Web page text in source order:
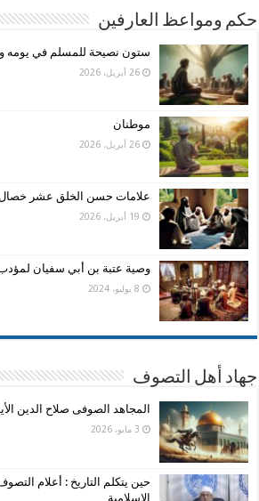
حكم ومواعظ العارفين
ستون نصيحة للمسلم في يومه
26 أبريل، 2026
موطنان
26 أبريل، 2026
علامات حسن الخلق عشر خصال
19 أبريل، 2026
وصية عتبة بن أبي سفيان
8 يوليو، 2024
جهاد أهل التصوف
المجاهد الصوفى صلاح الدين
3 مايو، 2026
حين يتكلم التاريخ : أعلام
الإسلامية